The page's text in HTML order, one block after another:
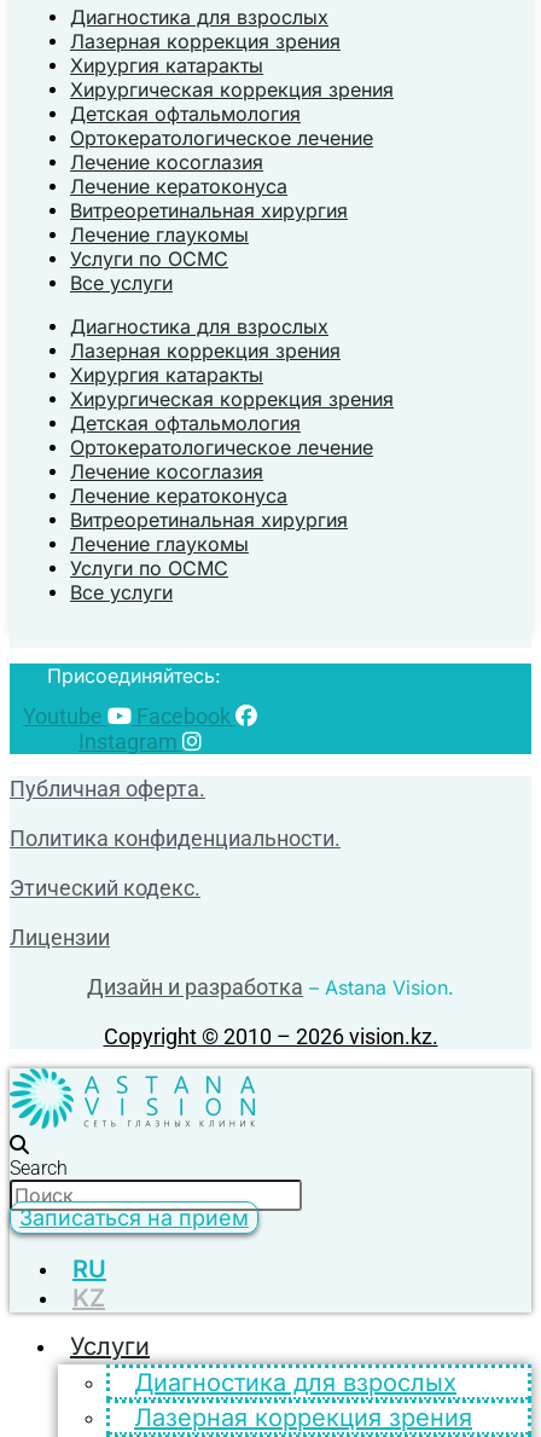
Диагностика для взрослых
Лазерная коррекция зрения
Хирургия катаракты
Хирургическая коррекция зрения
Детская офтальмология
Ортокератологическое лечение
Лечение косоглазия
Лечение кератоконуса
Витреоретинальная хирургия
Лечение глаукомы
Услуги по ОСМС
Все услуги
Диагностика для взрослых
Лазерная коррекция зрения
Хирургия катаракты
Хирургическая коррекция зрения
Детская офтальмология
Ортокератологическое лечение
Лечение косоглазия
Лечение кератоконуса
Витреоретинальная хирургия
Лечение глаукомы
Услуги по ОСМС
Все услуги
Присоединяйтесь:
Youtube
Facebook
Instagram
Публичная оферта.
Политика конфиденциальности.
Этический кодекс.
Лицензии
Дизайн и разработка – Astana Vision.
Copyright © 2010 – 2026 vision.kz.
Search
Записаться на прием
RU
KZ
Услуги
Диагностика для взрослых
Лазерная коррекция зрения